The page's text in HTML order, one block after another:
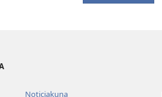
Noticiakuna